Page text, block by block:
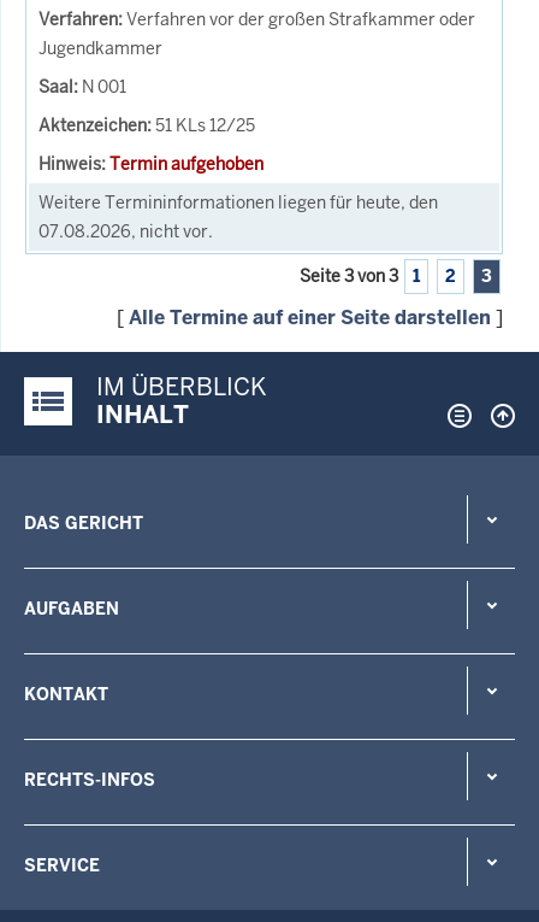
Verfahren vor der großen Strafkammer oder
Jugendkammer
N 001
51 KLs 12/25
Termin aufgehoben
Weitere Termininformationen liegen für heute, den
07.08.2026, nicht vor.
Seite 3 von 3 1 2 3
[Alle Termine auf einer Seite darstellen ]
Justiz-Portal im Überblick:
IM ÜBERBLICK
INHALT
DAS GERICHT
AUFGABEN
KONTAKT
RECHTS-INFOS
SERVICE